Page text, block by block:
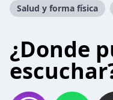
Salud y forma física
¿Donde